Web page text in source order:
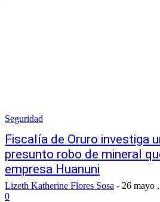
Seguridad
Fiscalía de Oruro investiga
presunto robo de mineral
empresa Huanuni
Lizeth Katherine Flores Sosa - 26 mayo
0